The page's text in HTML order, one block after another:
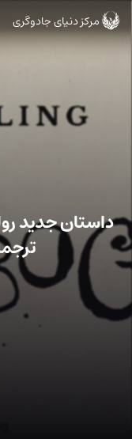
مرکز دنیای جادوگری
داستان جدید